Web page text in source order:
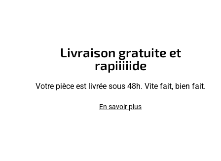
Livraison gratuite et
rapiiiiide
Votre pièce est livrée sous 48h. Vite fait, bien fait.
En savoir plus